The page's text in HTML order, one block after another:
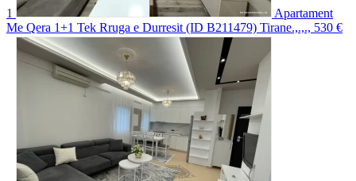
1
Apartament
Me Qera 1+1 Tek Rruga e Durresit (ID B211479) Tirane.,.,., 530 €